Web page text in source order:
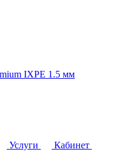
IXPE 1.5 мм
Услуги
Кабинет